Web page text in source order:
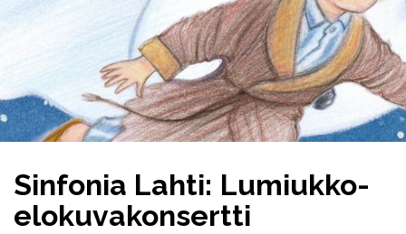
Sinfonia Lahti: Lumiukko-
elokuvakonsertti